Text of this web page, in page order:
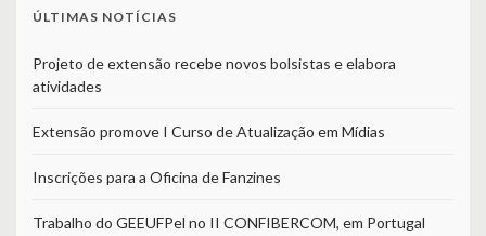
ÚLTIMAS NOTÍCIAS
Projeto de extensão recebe novos bolsistas e elabora
atividades
Extensão promove I Curso de Atualização em Mídias
Inscrições para a Oficina de Fanzines
Trabalho do GEEUFPel no II CONFIBERCOM, em Portugal